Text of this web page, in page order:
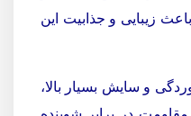
زیبایی و جذابیت این
و سایش بسیار بالا،